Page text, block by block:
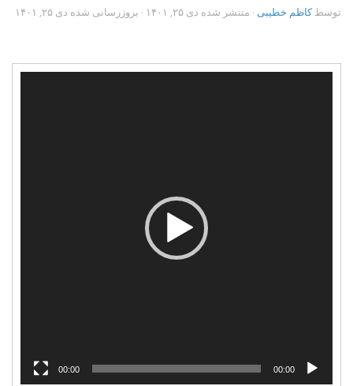
توسطکاظم خطیبی · منتشر شده دی ۲۵, ۱۴۰۱ · بروزرسانی شده دی ۲۵, ۱۴۰۱
00:00
00:00